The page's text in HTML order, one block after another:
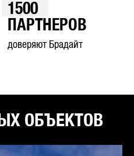
1500
ПАРТНЕРОВ
доверяют Брадайт
ОБЪЕКТОВ